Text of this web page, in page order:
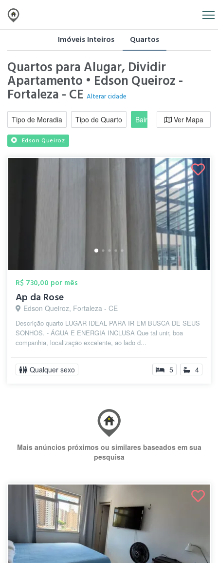
Imóveis Inteiros Quartos
Quartos para Alugar, Dividir
Apartamento • Edson Queiroz -
Fortaleza - CE Alterar cidade
Tipo de Moradia Tipo de Quarto Bairro / RegiãoVer Mapa
Edson Queiroz
R$ 730,00 por mês
Ap da Rose
Edson Queiroz, Fortaleza - CE
Descrição quarto LUGAR IDEAL PARA IR EM BUSCA DE SEUS
SONHOS. - ÁGUA E ENERGIA INCLUSA Que tal unir, boa
companhia, localização excelente, ao lado d...
Qualquer sexo 5 4
Mais anúncios próximos ou similares baseados em sua
pesquisa